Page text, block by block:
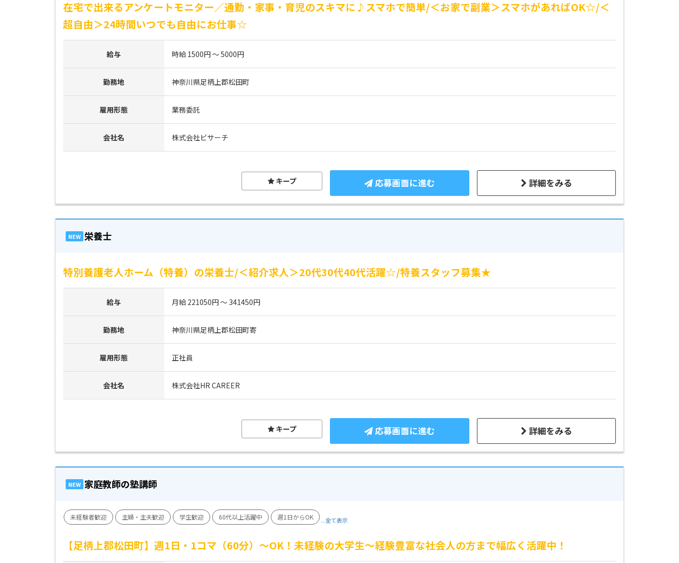
在宅で出来るアンケートモニター／通勤・家事・育児のスキマに♪スマホで簡単/＜お家で副業＞スマホがあればOK☆/＜
超自由＞24時間いつでも自由にお仕事☆
給与 時給 1500円 ～ 5000円
勤務地 神奈川県足柄上郡松田町
雇用形態 業務委託
会社名 株式会社ビサーチ
詳細をみる
応募画面に進む
キープ
NEW 栄養士
特別養護老人ホーム（特養）の栄養士/＜紹介求人＞20代30代40代活躍☆/特養スタッフ募集★
給与 月給 221050円 ～ 341450円
勤務地 神奈川県足柄上郡松田町寄
雇用形態 正社員
会社名 株式会社HR CAREER
詳細をみる
応募画面に進む
キープ
NEW 家庭教師の塾講師
未経験者歓迎 主婦・主夫歓迎 学生歓迎 60代以上活躍中 週1日からOK ...全て表示
【足柄上郡松田町】週1日・1コマ（60分）～OK！未経験の大学生～経験豊富な社会人の方まで幅広く活躍中！